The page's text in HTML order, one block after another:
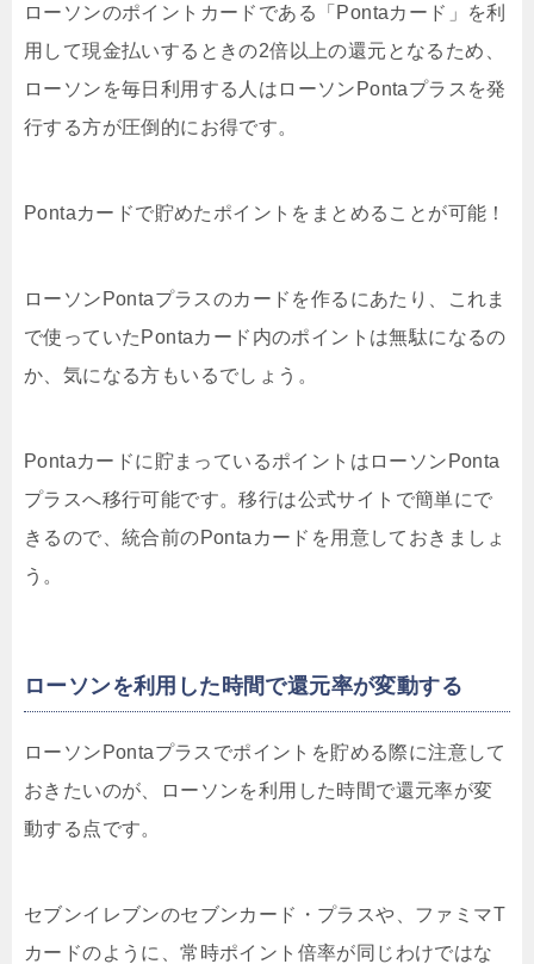
ローソンのポイントカードである「Pontaカード」を利
用して現金払いするときの2倍以上の還元となるため、
ローソンを毎日利用する人はローソンPontaプラスを発
行する方が圧倒的にお得です。
Pontaカードで貯めたポイントをまとめることが可能！
ローソンPontaプラスのカードを作るにあたり、これま
で使っていたPontaカード内のポイントは無駄になるの
か、気になる方もいるでしょう。
Pontaカードに貯まっているポイントはローソンPonta
プラスへ移行可能です。移行は公式サイトで簡単にで
きるので、統合前のPontaカードを用意しておきましょ
う。
ローソンを利用した時間で還元率が変動する
ローソンPontaプラスでポイントを貯める際に注意して
おきたいのが、
ローソンを利用した時間で還元率が変
動する 点です。
セブンイレブンのセブンカード・プラスや、ファミマT
カードのように、常時ポイント倍率が同じわけではな